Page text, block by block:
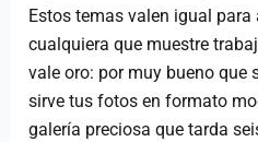
Estos temas valen igual
cualquiera que muestre
vale oro: por muy bueno que
sirve tus fotos en formato
galería preciosa que tarda